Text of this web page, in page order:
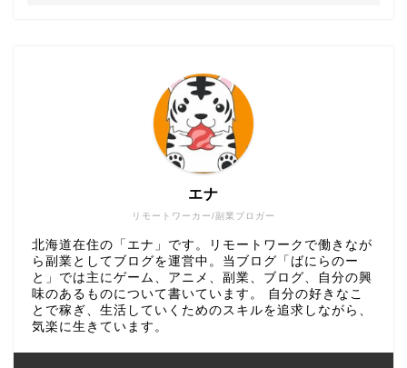
リモートワーカー/副業ブロガー
エナ
北海道在住の「エナ」です。リモートワークで働きなが
ら副業としてブログを運営中。当ブログ「ばにらのー
と」では主にゲーム、アニメ、副業、ブログ、自分の興
味のあるものについて書いています。 自分の好きなこ
とで稼ぎ、生活していくためのスキルを追求しながら、
気楽に生きています。